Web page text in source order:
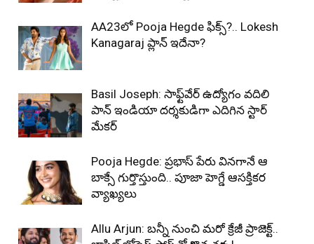
AA23లో Pooja Hegde ఫిక్స్?.. Lokesh
Kanagaraj ప్లాన్ ఇదేనా?
Basil Joseph: సాఫ్ట్‌వేర్ ఉద్యోగం వదిలి
పాన్ ఇండియా దర్శకుడిగా ఎదిగిన స్టార్
మేకర్
Pooja Hegde: ప్రభాస్ పేరు వినగానే ఆ
బాక్సే గుర్తొస్తుంది.. పూజా హెగ్డే ఆసక్తికర
వ్యాఖ్యలు
Allu Arjun: బన్నీ నుంచి మరో క్రేజీ ప్రాజెక్ట్..